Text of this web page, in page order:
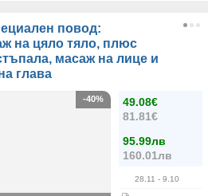
повод:
на цяло тяло, плюс
масаж на лице и
глава
49.08€
81.81€
95.99лв
160.01лв
28.11 - 9.10
-40%